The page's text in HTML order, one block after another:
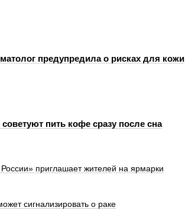
предупредила о рисках для кожи
пить кофе сразу после сна
приглашает жителей на ярмарки
сигнализировать о раке